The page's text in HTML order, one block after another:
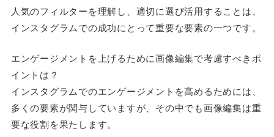
人気のフィルターを理解し、適切に選び活用することは、
インスタグラムでの成功にとって重要な要素の一つです。
エンゲージメントを上げるために画像編集で考慮すべきポ
イントは？
インスタグラムでのエンゲージメントを高めるためには、
多くの要素が関与していますが、その中でも画像編集は重
要な役割を果たします。